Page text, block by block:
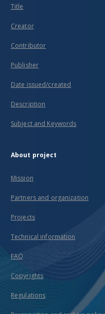
Title
Creator
Contributor
Publisher
Date issued/created
Description
Subject and Keywords
About project
Mission
Partners and organization
Projects
Technical information
FAQ
Copyrights
Regulations